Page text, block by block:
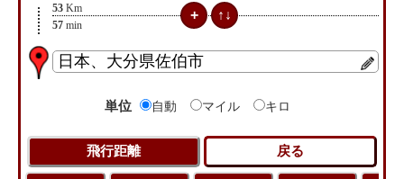
53 Km
57 min
単位 自動 マイル キロ